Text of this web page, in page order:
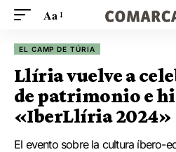
Aa
EL CAMP DE TÚRIA
Llíria vuelve a
de patrimonio e
«IberLlíria 2024»
El evento sobre la cultura íbero-